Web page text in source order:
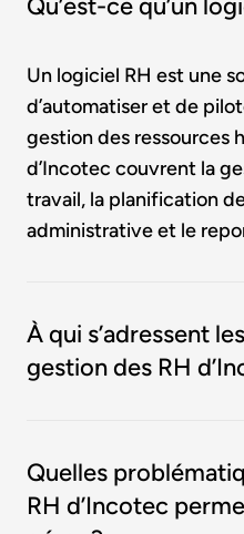
Qu’est-ce qu’un
Un logiciel RH est une
d’automatiser et de
gestion des ressources
d’Incotec couvrent la
travail, la planification
administrative et le
À qui s’adressent
gestion des RH
Quelles
RH d’Incotec